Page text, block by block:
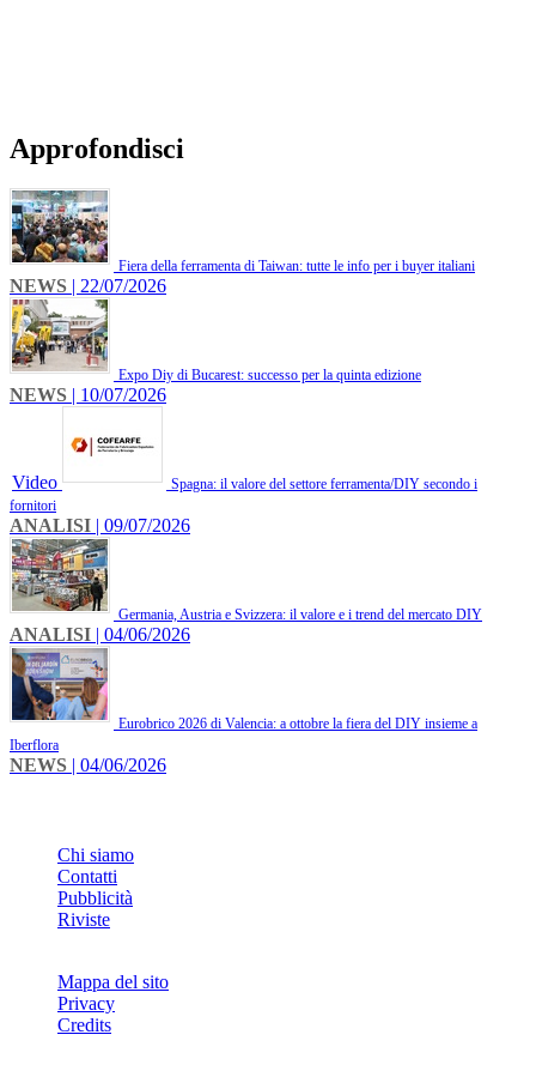
Approfondisci
Fiera della ferramenta di Taiwan: tutte le info per i buyer italiani
NEWS | 22/07/2026
Expo Diy di Bucarest: successo per la quinta edizione
NEWS | 10/07/2026
Video
Spagna: il valore del settore ferramenta/DIY secondo i
fornitori
ANALISI | 09/07/2026
Germania, Austria e Svizzera: il valore e i trend del mercato DIY
ANALISI | 04/06/2026
Eurobrico 2026 di Valencia: a ottobre la fiera del DIY insieme a
Iberflora
NEWS | 04/06/2026
Chi siamo
Contatti
Pubblicità
Riviste
Mappa del sito
Privacy
Credits